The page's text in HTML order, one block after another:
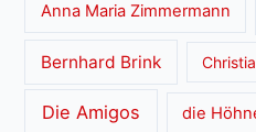
Anna Maria Zimmermann
Bernhard Brink
Die Amigos die